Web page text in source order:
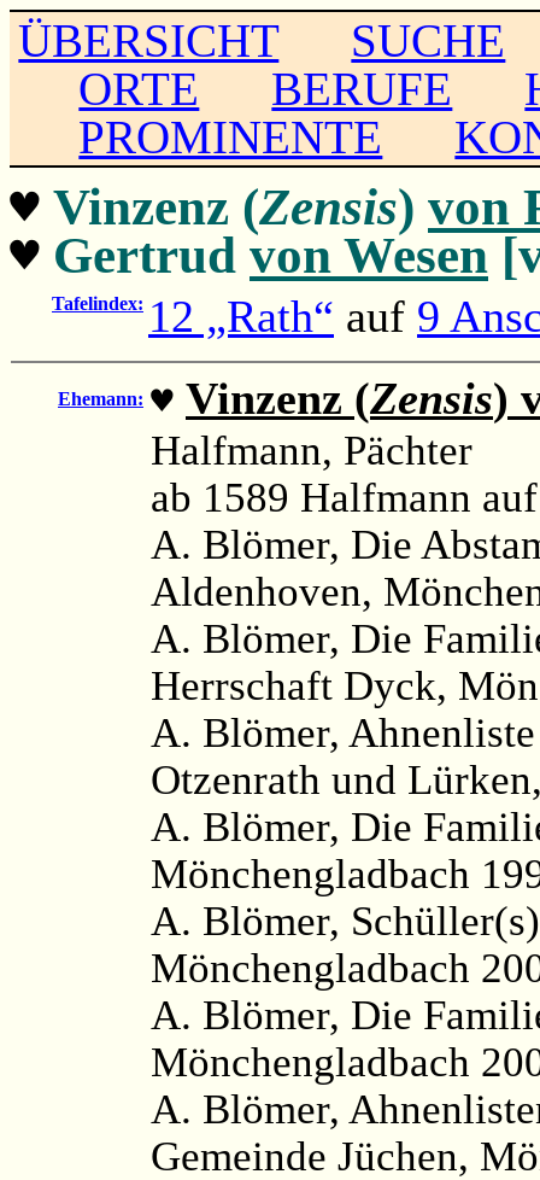
ÜBERSICHT
SUCHE
ORTE
BERUFE
PROMINENTE
♥ Vinzenz (Zensis) von
♥ Gertrud von Wesen
Tafelindex: 12 „Rath“ auf 9
Ehemann: ♥ Vinzenz (Zensis)
Halfmann, Pächter
ab 1589 Halfmann
A. Blömer, Die
Aldenhoven,
A. Blömer, Die
Herrschaft Dyck,
A. Blömer,
Otzenrath und
A. Blömer, Die
Mönchengladbach
A. Blömer,
Mönchengladbach
A. Blömer, Die
Mönchengladbach
A. Blömer,
Gemeinde Jüchen,